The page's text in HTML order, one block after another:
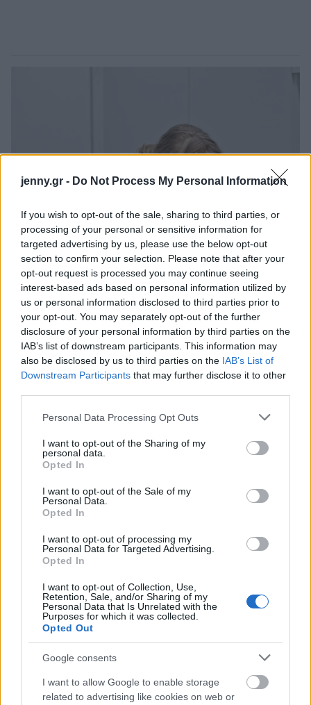
jenny.gr - Do Not Process My Personal Information
If you wish to opt-out of the sale, sharing to third parties, or
processing of your personal or sensitive information for
targeted advertising by us, please use the below opt-out
section to confirm your selection. Please note that after your
opt-out request is processed you may continue seeing
interest-based ads based on personal information utilized by
us or personal information disclosed to third parties prior to
your opt-out. You may separately opt-out of the further
disclosure of your personal information by third parties on the
IAB’s list of downstream participants. This information may
also be disclosed by us to third parties on the IAB’s List of
Downstream Participants that may further disclose it to other
Please note that this website/app uses one or more Google
not limited to your visit or usage behaviour. You may click to
grant or deny consent to Google and its third-party tags to
use your data for below specified purposes in below Google
consent section.
Personal Data Processing Opt Outs
I want to opt-out of the Sharing of my
personal data.
Opted In
I want to opt-out of the Sale of my
Personal Data.
Opted In
I want to opt-out of processing my
Personal Data for Targeted Advertising.
Opted In
I want to opt-out of Collection, Use,
Retention, Sale, and/or Sharing of my
Personal Data that Is Unrelated with the
Purposes for which it was collected.
Opted Out
Google consents
I want to allow Google to enable storage
related to advertising like cookies on web or
Pexels
Αναγνωρίζουν ποτέ οι στόχοι τους
έχουν αλλάξει
Οι άνθρωποι είναι πολυδιάστατοι και είναι
απολύτως φυσιολογικό οι στόχοι τους να
εξελίσσονται με τον χρόνο. Μερικές φορές, η
μεγαλύτερη πρόκληση είναι να παραδεχτεί κανείς
ότι έχει αλλάξει. Πολλοί, παραμένουν
εγκλωβισμένοι σε μια παλιά επαγγελματική
ταυτότητα επειδή έχουν επενδύσει χρόνια
επανεξετάσουν την πορεία τους. Η πραγματική
πρόοδος απαιτεί πάνω από όλα ειλικρίνεια με τον
εαυτό μας και θάρρος να αλλάξουμε όταν